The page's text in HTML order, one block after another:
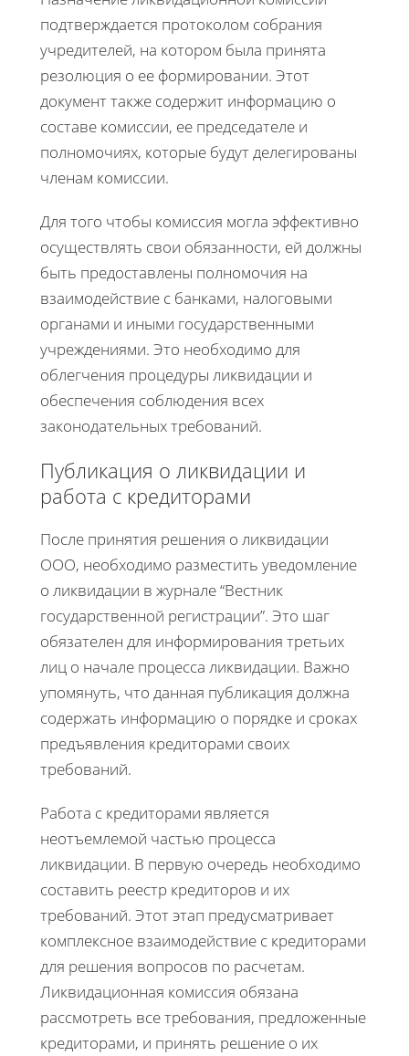
подтверждается протоколом собрания
учредителей, на котором была принята
резолюция о ее формировании. Этот
документ также содержит информацию о
составе комиссии, ее председателе и
полномочиях, которые будут делегированы
членам комиссии.
Для того чтобы комиссия могла эффективно
осуществлять свои обязанности, ей должны
быть предоставлены полномочия на
взаимодействие с банками, налоговыми
органами и иными государственными
учреждениями. Это необходимо для
облегчения процедуры ликвидации и
обеспечения соблюдения всех
законодательных требований.
Публикация о ликвидации и
работа с кредиторами
После принятия решения о ликвидации
ООО, необходимо разместить уведомление
о ликвидации в журнале “Вестник
государственной регистрации”. Это шаг
обязателен для информирования третьих
лиц о начале процесса ликвидации. Важно
упомянуть, что данная публикация должна
содержать информацию о порядке и сроках
предъявления кредиторами своих
требований.
Работа с кредиторами является
неотъемлемой частью процесса
ликвидации. В первую очередь необходимо
составить реестр кредиторов и их
требований. Этот этап предусматривает
комплексное взаимодействие с кредиторами
для решения вопросов по расчетам.
Ликвидационная комиссия обязана
рассмотреть все требования, предложенные
кредиторами, и принять решение о их